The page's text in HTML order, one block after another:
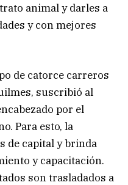
animal y darles a
y con mejores
de catorce carreros
suscribió al
por el
Para esto, la
de capital y brinda
y capacitación.
son trasladados a